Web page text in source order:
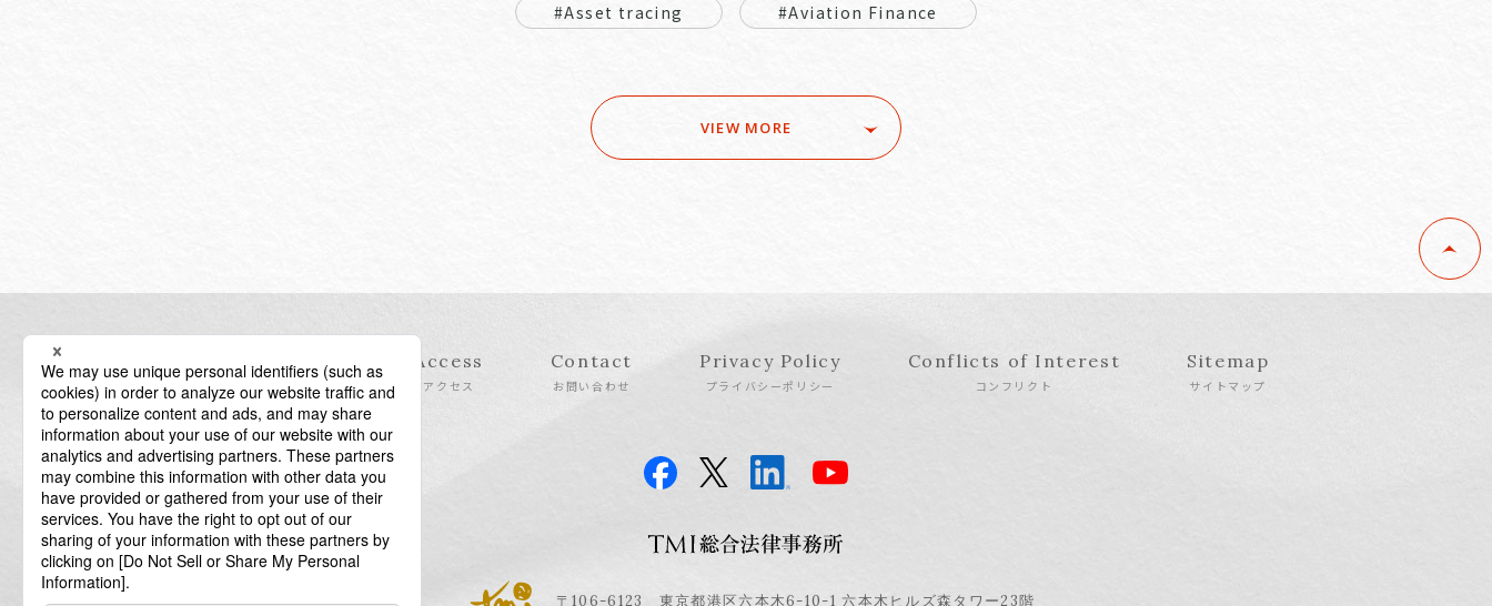
#Asset tracing
#Aviation Finance
VIEW MORE
Information
インフォメーション
Access
アクセス
Contact
お問い合わせ
Privacy Policy
プライバシーポリシー
Conflicts of Interest
コンフリクト
Sitemap
サイトマップ
〒106-6123 東京都港区六本木6-10-1 六本木ヒルズ森タワー23階